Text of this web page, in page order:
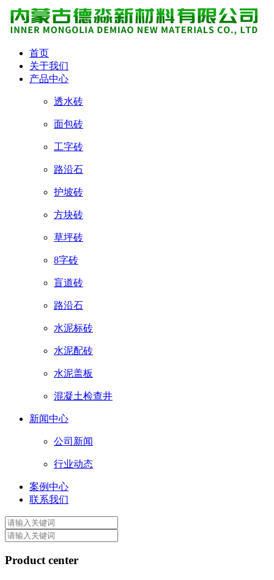
首页
关于我们
产品中心
透水砖
面包砖
工字砖
路沿石
护坡砖
方块砖
草坪砖
8字砖
盲道砖
路沿石
水泥标砖
水泥配砖
水泥盖板
混凝土检查井
新闻中心
公司新闻
行业动态
案例中心
联系我们
Product center